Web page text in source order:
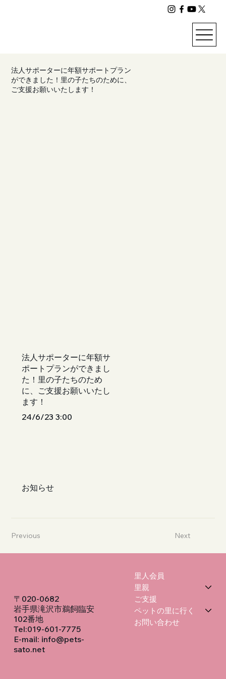
法人サポーターに年額サポートプラン
ができました！里の子たちのために、
ご支援お願いいたします！
法人サポーターに年額サ
ポートプランができまし
た！里の子たちのため
に、ご支援お願いいたし
ます！
24/6/23 3:00
お知らせ
Previous Next
〒020-0682
岩手県滝沢市鵜飼臨安
102番地
Tel:019-601-7775
E-mail: info@pets-
sato.net
里人会員
里親
ご支援
ペットの里に行く
お問い合わせ